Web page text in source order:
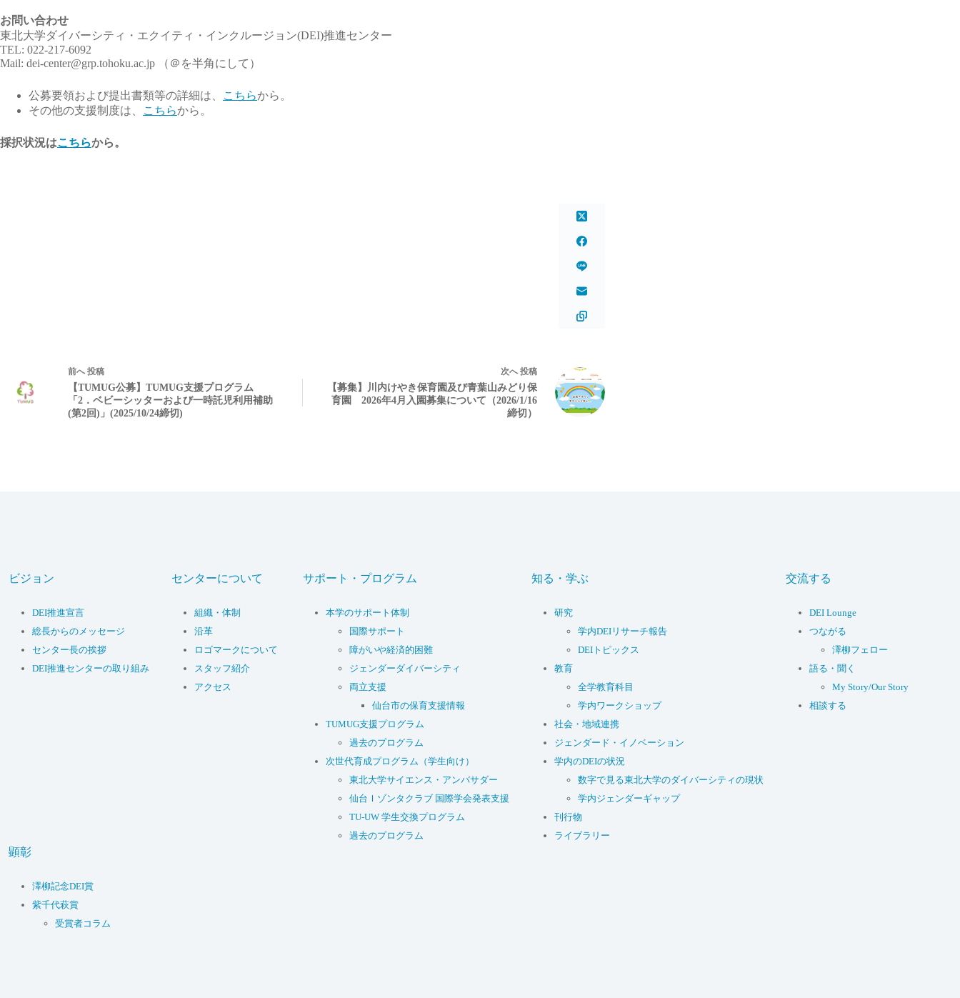
お問い合わせ
東北大学ダイバーシティ・エクイティ・インクルージョン(DEI)推進センター
TEL: 022-217-6092
Mail: dei-center@grp.tohoku.ac.jp （＠を半角にして）
公募要領および提出書類等の詳細は、 こちらから。
その他の支援制度は、
こちらから。
採択状況はこちらから。
前へ投稿
【TUMUG公募】TUMUG支援プログラム
「2．ベビーシッターおよび一時託児利用補助
(第2回)」(2025/10/24締切)
次へ投稿
【募集】川内けやき保育園及び青葉山みどり保
育園 2026年4月入園募集について（2026/1/16
締切）
ビジョン
DEI推進宣言
総長からのメッセージ
センター長の挨拶
DEI推進センターの取り組み
センターについて
組織・体制
沿革
ロゴマークについて
スタッフ紹介
アクセス
サポート・プログラム
本学のサポート体制
国際サポート
障がいや経済的困難
ジェンダーダイバーシティ
両立支援
仙台市の保育支援情報
TUMUG支援プログラム
過去のプログラム
次世代育成プログラム（学生向け）
東北大学サイエンス・アンバサダー
仙台Ｉゾンタクラブ 国際学会発表支援
TU-UW 学生交換プログラム
過去のプログラム
知る・学ぶ
研究
学内DEIリサーチ報告
DEIトピックス
教育
全学教育科目
学内ワークショップ
社会・地域連携
ジェンダード・イノベーション
学内のDEIの状況
数字で見る東北大学のダイバーシティの現状
学内ジェンダーギャップ
刊行物
ライブラリー
交流する
DEI Lounge
つながる
澤柳フェロー
語る・聞く
My Story/Our Story
相談する
顕彰
澤柳記念DEI賞
紫千代萩賞
受賞者コラム